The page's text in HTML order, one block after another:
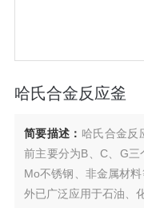
哈氏合金反应釜
简要描述： 哈氏合金反
前主要分为B、C、G
Mo不锈钢、非金属材
外已广泛应用于石油、